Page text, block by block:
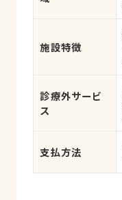
施設特徴
診療外サービ
ス
支払方法